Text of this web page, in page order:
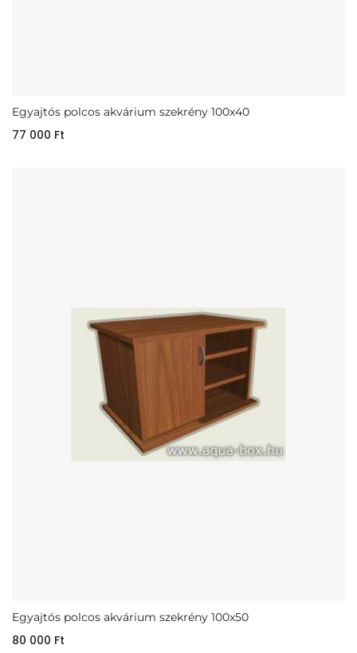
Egyajtós polcos akvárium szekrény 100x40
77 000 Ft
Egyajtós polcos akvárium szekrény 100x50
80 000 Ft